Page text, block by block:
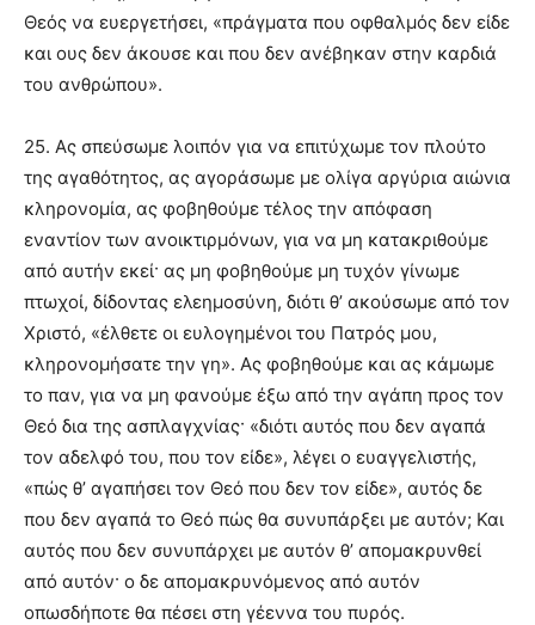
Θεός να ευεργετήσει, «πράγματα που οφθαλμός δεν είδε
και ους δεν άκουσε και που δεν ανέβηκαν στην καρδιά
του ανθρώπου».
25. Ας σπεύσωμε λοιπόν για να επιτύχωμε τον πλούτο
της αγαθότητος, ας αγοράσωμε με ολίγα αργύρια αιώνια
κληρονομία, ας φοβηθούμε τέλος την απόφαση
εναντίον των ανοικτιρμόνων, για να μη κατακριθούμε
από αυτήν εκεί· ας μη φοβηθούμε μη τυχόν γίνωμε
πτωχοί, δίδοντας ελεημοσύνη, διότι θ’ ακούσωμε από τον
Χριστό, «έλθετε οι ευλογημένοι του Πατρός μου,
κληρονομήσατε την γη». Ας φοβηθούμε και ας κάμωμε
το παν, για να μη φανούμε έξω από την αγάπη προς τον
Θεό δια της ασπλαγχνίας· «διότι αυτός που δεν αγαπά
τον αδελφό του, που τον είδε», λέγει ο ευαγγελιστής,
«πώς θ’ αγαπήσει τον Θεό που δεν τον είδε», αυτός δε
που δεν αγαπά το Θεό πώς θα συνυπάρξει με αυτόν; Και
αυτός που δεν συνυπάρχει με αυτόν θ’ απομακρυνθεί
από αυτόν· ο δε απομακρυνόμενος από αυτόν
οπωσδήποτε θα πέσει στη γέεννα του πυρός.